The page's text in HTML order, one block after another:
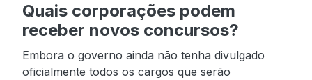
Quais corporações podem
receber novos concursos?
Embora o governo ainda não tenha divulgado
oficialmente todos os cargos que serão